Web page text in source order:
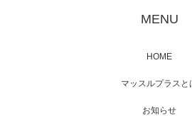
映画「メカバース
MENU
HOME
マッスルプラスと
お知らせ